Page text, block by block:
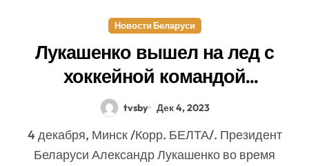
Новости Беларуси
Лукашенко вышел на лед с
хоккейной командой
Пекинского университета
tvsby Дек 4, 2023
4 декабря, Минск /Корр. БЕЛТА/. Президент
Беларуси Александр Лукашенко во время